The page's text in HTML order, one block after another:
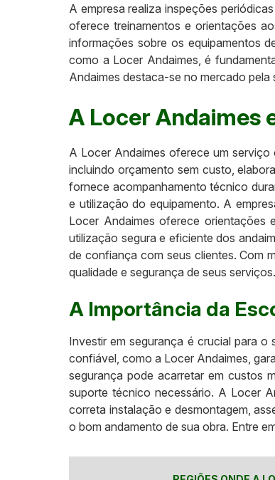
A empresa realiza inspeções
oferece treinamentos e orientações
informações sobre os equipamentos
como a Locer Andaimes, é
Andaimes destaca-se no mercado
A Locer Andaimes
A Locer Andaimes oferece um serviço
incluindo orçamento sem custo,
fornece acompanhamento técnico
e utilização do equipamento. A
Locer Andaimes oferece orientações
utilização segura e eficiente dos
de confiança com seus clientes. Com
qualidade e segurança de seus serviços.
A Importância da
Investir em segurança é crucial para o
confiável, como a Locer Andaimes,
segurança pode acarretar em custos
suporte técnico necessário. A Locer
correta instalação e desmontagem,
o bom andamento de sua obra. Entre